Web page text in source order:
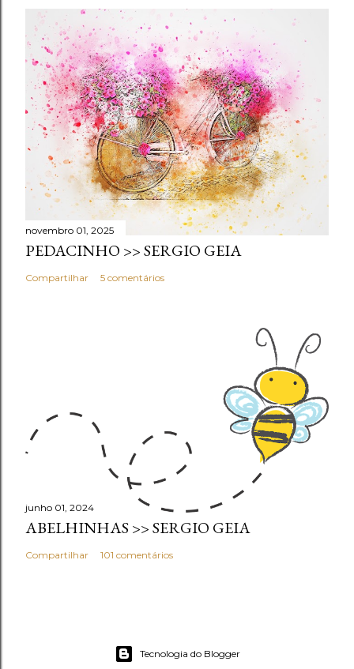
novembro 01, 2025
PEDACINHO >> SERGIO GEIA
Compartilhar 5 comentários
junho 01, 2024
ABELHINHAS >> SERGIO GEIA
Compartilhar 101 comentários
Tecnologia do Blogger